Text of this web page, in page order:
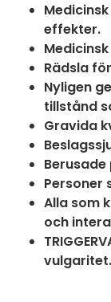
effekter.
Rädsla
Nyligen
tillstånd
Gravida
Personer
Alla som
och
vulgaritet.